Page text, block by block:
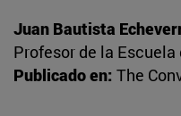
Juan Bautista
Profesor de la
Publicado en: The